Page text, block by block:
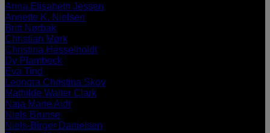
Anna Elisabeth Jessen
Annette K. Nielsen
Britt Nørbak
Christian Mørk
Christina Hesselholdt
Dy Plambeck
Eva Tind
Leonora Christina Skov
Mathilde Walter Clark
Naja Marie Aidt
Niels Brunse
Niels-Birger Danielsen